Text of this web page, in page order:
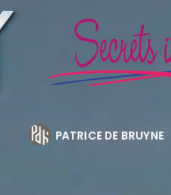
PATRICE DE BRUYNE